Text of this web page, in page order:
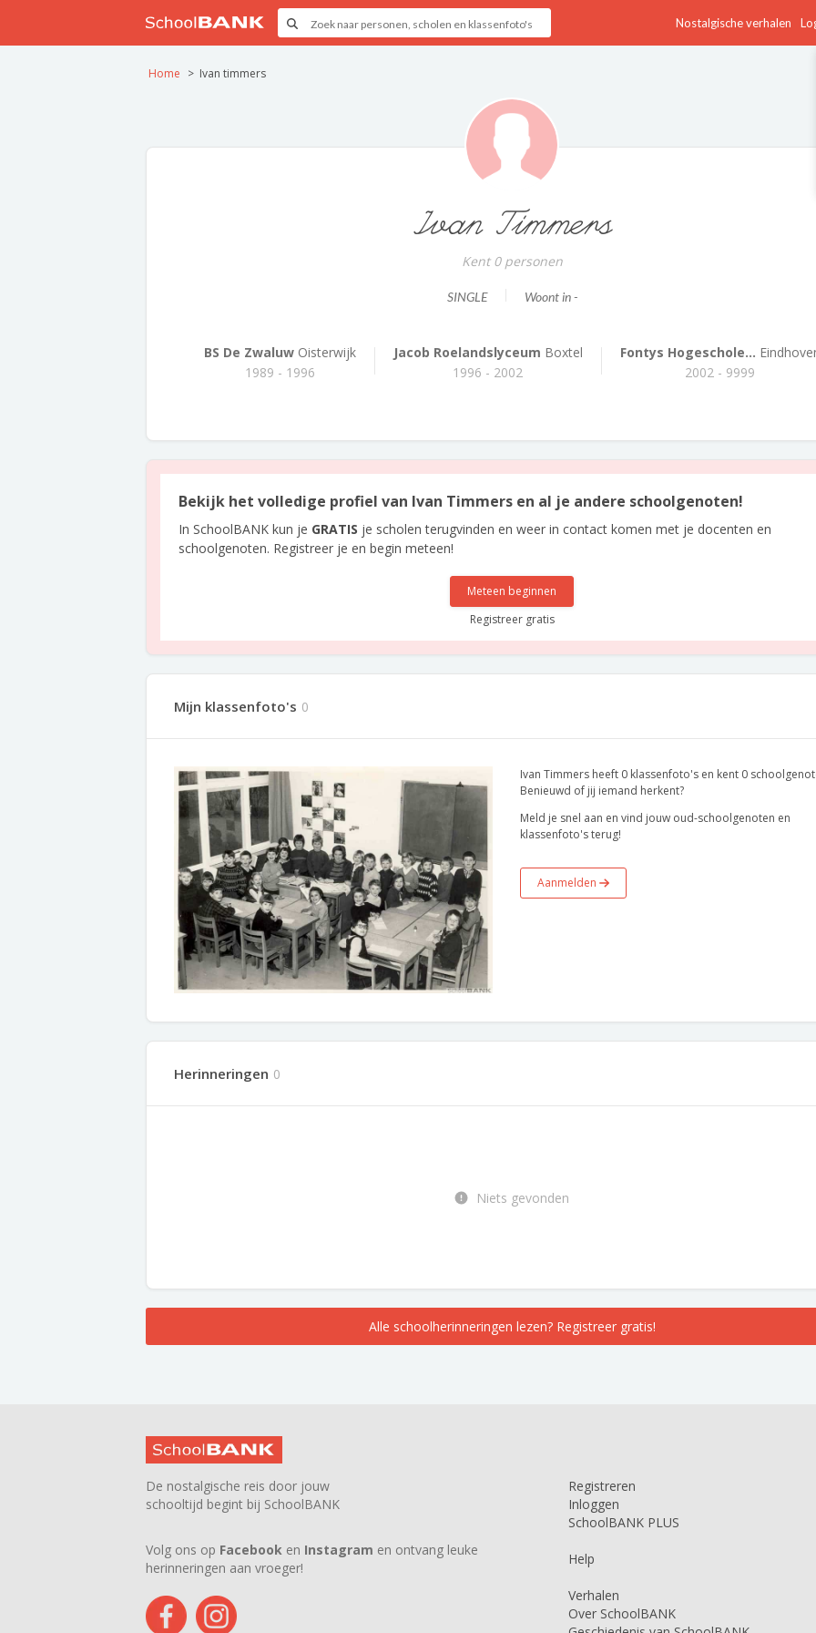
Nostalgische verhalen
Home Ivan timmers
Ivan Timmers
Kent 0 personen
SINGLE Woont in -
BS De ZwaluwOisterwijk
1989 - 1996
Jacob Roelandslyceum Boxtel
1996 - 2002
Fontys Hogeschole...
2002 - 9999
Bekijk het volledige profiel van Ivan Timmers en al je andere schoolgenoten!
In SchoolBANK kun je GRATIS je scholen terugvinden en weer in contact komen met je docenten en
schoolgenoten. Registreer je en begin meteen!
Meteen beginnen
Registreer gratis
Mijn klassenfoto's 0
Ivan Timmers heeft 0 klassenfoto's en kent 0
Benieuwd of jij iemand herkent?
Meld je snel aan en vind jouw oud-schoolgenoten en
klassenfoto's terug!
Aanmelden
Herinneringen 0
Niets gevonden
Alle schoolherinneringen lezen? Registreer gratis!
De nostalgische reis door jouw
schooltijd begint bij SchoolBANK
Volg ons op Facebook en Instagram en ontvang leuke
herinneringen aan vroeger!
Registreren
Inloggen
SchoolBANK PLUS
Help
Verhalen
Over SchoolBANK